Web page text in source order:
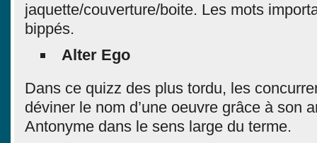
jaquette/couverture/boite. Les mots
bippés.
Alter Ego
Dans ce quizz des plus tordu, les
déviner le nom d’une oeuvre grâce à son
Antonyme dans le sens large du terme.